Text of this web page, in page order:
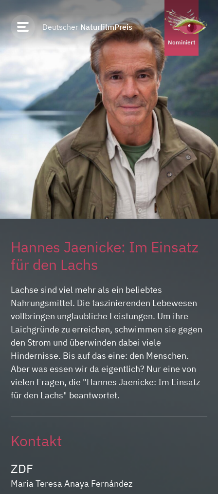
Deutscher NaturfilmPreis 2021
Nominiert
Hannes Jaenicke: Im Einsatz
für den Lachs
Lachse sind viel mehr als ein beliebtes
Nahrungsmittel. Die faszinierenden Lebewesen
vollbringen unglaubliche Leistungen. Um ihre
Laichgründe zu erreichen, schwimmen sie gegen
den Strom und überwinden dabei viele
Hindernisse. Bis auf das eine: den Menschen.
Aber was essen wir da eigentlich? Nur eine von
vielen Fragen, die "Hannes Jaenicke: Im Einsatz
für den Lachs" beantwortet.
Kontakt
ZDF
Maria Teresa Anaya Fernández